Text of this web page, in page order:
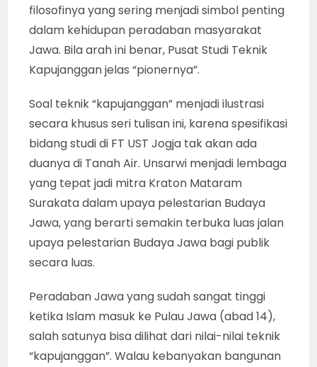
filosofinya yang sering menjadi simbol penting
dalam kehidupan peradaban masyarakat
Jawa. Bila arah ini benar, Pusat Studi Teknik
Kapujanggan jelas “pionernya”.
Soal teknik “kapujanggan” menjadi ilustrasi
secara khusus seri tulisan ini, karena spesifikasi
bidang studi di FT UST Jogja tak akan ada
duanya di Tanah Air. Unsarwi menjadi lembaga
yang tepat jadi mitra Kraton Mataram
Surakata dalam upaya pelestarian Budaya
Jawa, yang berarti semakin terbuka luas jalan
upaya pelestarian Budaya Jawa bagi publik
secara luas.
Peradaban Jawa yang sudah sangat tinggi
ketika Islam masuk ke Pulau Jawa (abad 14),
salah satunya bisa dilihat dari nilai-nilai teknik
“kapujanggan”. Walau kebanyakan bangunan